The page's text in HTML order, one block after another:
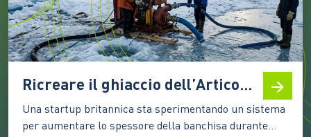
Ricreare il ghiaccio dell’Artico: come funziona la tecnologia di Real Ice
Una startup britannica sta sperimentando un sistema
per aumentare lo spessore della banchisa durante